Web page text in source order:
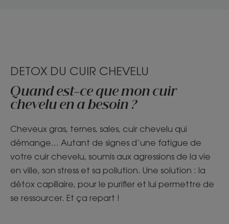
DETOX DU CUIR CHEVELU
Quand est-ce que mon cuir
chevelu en a besoin ?
Cheveux gras, ternes, sales, cuir chevelu qui
démange… Autant de signes d’une fatigue de
votre cuir chevelu, soumis aux agressions de la vie
en ville, son stress et sa pollution. Une solution : la
détox capillaire, pour le purifier et lui permettre de
se ressourcer. Et ça repart !